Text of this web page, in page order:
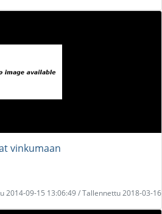
vinkumaan
2014-09-15 13:06:49 / Tallennettu 2018-03-16